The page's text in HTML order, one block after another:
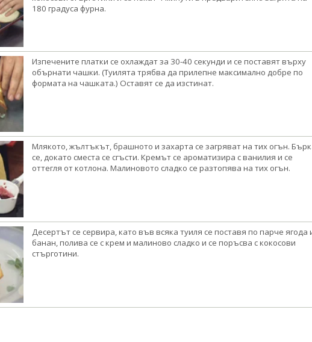
180 градуса фурна.
Изпечените платки се охлаждат за 30-40 секунди и се поставят върху
обърнати чашки. (Туилята трябва да прилепне максимално добре по
формата на чашката.) Оставят се да изстинат.
Млякото, жълтъкът, брашното и захарта се загряват на тих огън.
се, докато сместа се сгъсти. Кремът се ароматизира с ванилия и се
оттегля от котлона. Малиновото сладко се разтопява на тих огън.
Десертът се сервира, като във всяка туиля се поставя по парче ягода
банан, полива се с крем и малиново сладко и се поръсва с кокосови
стърготини.